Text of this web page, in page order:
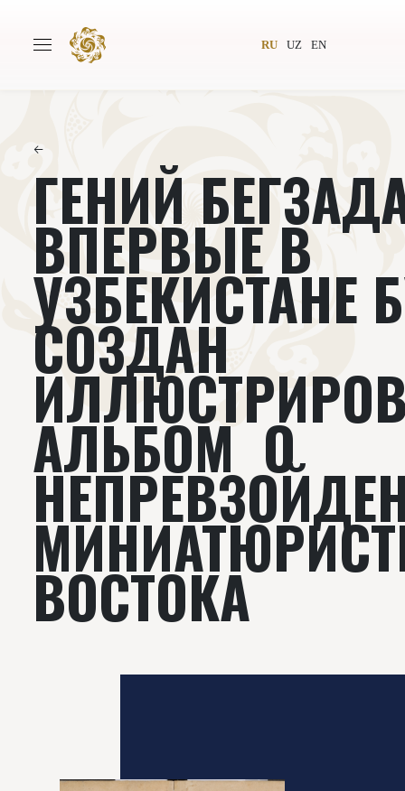
RU UZ EN
Всемирное общество
Издательство
Проекты Подкасты
Книги Видеолекторий
←
ГЕНИЙ
ВПЕРВЫЕ В
УЗБЕКИСТАНЕ
СОЗДАН
АЛЬБОМ О
ВОСТОКА